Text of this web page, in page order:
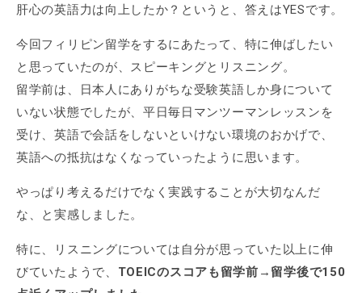
肝心の英語力は向上したか？というと、答えはYESです。
今回フィリピン留学をするにあたって、特に伸ばしたい
と思っていたのが、スピーキングとリスニング。
留学前は、日本人にありがちな受験英語しか身について
いない状態でしたが、平日毎日マンツーマンレッスンを
受け、英語で会話をしないといけない環境のおかげで、
英語への抵抗はなくなっていったように思います。
やっぱり考えるだけでなく実践することが大切なんだ
な、と実感しました。
特に、リスニングについては自分が思っていた以上に伸
びていたようで、 TOEICのスコアも留学前→留学後で150